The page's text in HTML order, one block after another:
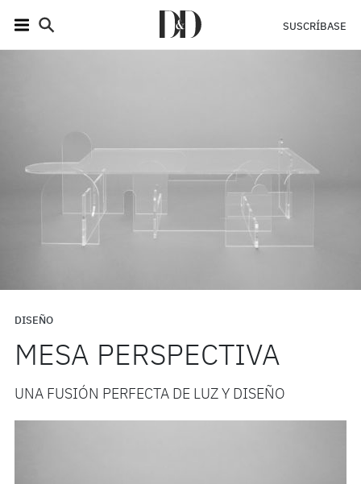
SUSCRÍBASE
DISEÑO
MESA PERSPECTIVA
UNA FUSIÓN PERFECTA DE LUZ Y DISEÑO